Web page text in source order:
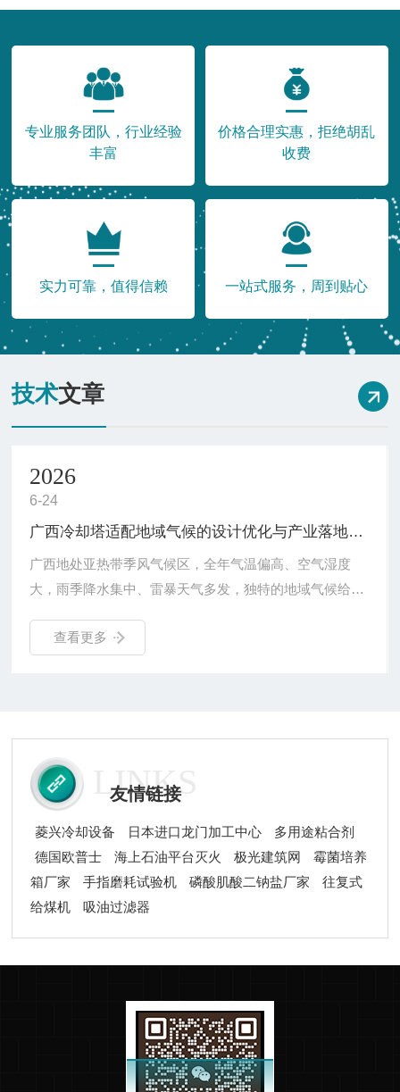
暖通系统不可少的节能散热装备，为设备稳定运行
力量”重新定义了散热方式，成为绿色工业与生态建
筑的重要选择。无风机冷却塔的核心在于摒弃了传
统机械风机，转而巧妙利用自然原理实现高效散
热。其工作原理主要依赖两大机制：一是水的蒸发
冷却效应，二是“烟囱效应”带来的自然通风。塔内热
专业服务团队，行业经验
丰富
价格合理实惠，拒绝胡乱
收费
实力可靠，值得信赖 一站式服务，周到贴心
技术文章
2026
6-24
广西冷却塔适配地域气候的设计优化与产业落地应用
广西地处亚热带季风气候区，全年气温偏高、空气湿度
大，雨季降水集中、雷暴天气多发，独特的地域气候给工
电、食品加工、污水处理等场景，均需要稳定的水循环冷
求，成为区域工业配套的重要设施。广西冷却塔依托水与
空气的热交换原理完成散热作业，运行逻辑贴合本地工况
特点。设备通过水循环系统将工业生产产...
查看更多
LINKS
友情链接
菱兴冷却设备 日本进口龙门加工中心
多用途粘合剂
德国欧普士
海上石油平台灭火 极光建筑网
霉菌培养
箱厂家
手指磨耗试验机 磷酸肌酸二钠盐厂家
往复式
给煤机
吸油过滤器